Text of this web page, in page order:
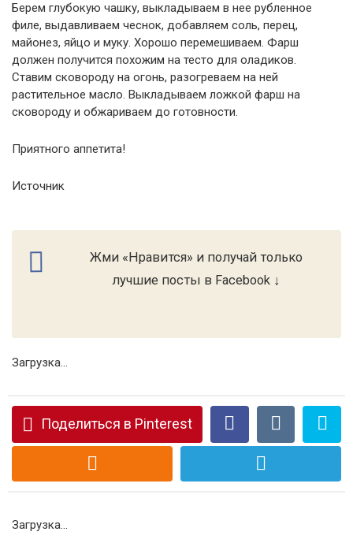
Берем глубокую чашку, выкладываем в нее рубленное
филе, выдавливаем чеснок, добавляем соль, перец,
майонез, яйцо и муку. Хорошо перемешиваем. Фарш
должен получится похожим на тесто для оладиков.
Ставим сковороду на огонь, разогреваем на ней
растительное масло. Выкладываем ложкой фарш на
сковороду и обжариваем до готовности.
Приятного аппетита!
Источник
Жми «Нравится» и получай только
лучшие посты в Facebook ↓
Загрузка...
Поделиться в Pinterest
Загрузка...